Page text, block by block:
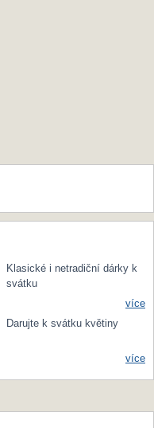
Klasické i netradiční dárky k
svátku
více
Darujte k svátku květiny
více